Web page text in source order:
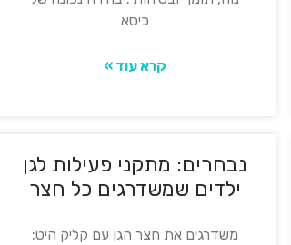
כיסא
קרא עוד »
נבחרים: מתקני פעילות לגן
ילדים שמשדרגים כל חצר
משדרגים את חצר הגן עם קליק היט: